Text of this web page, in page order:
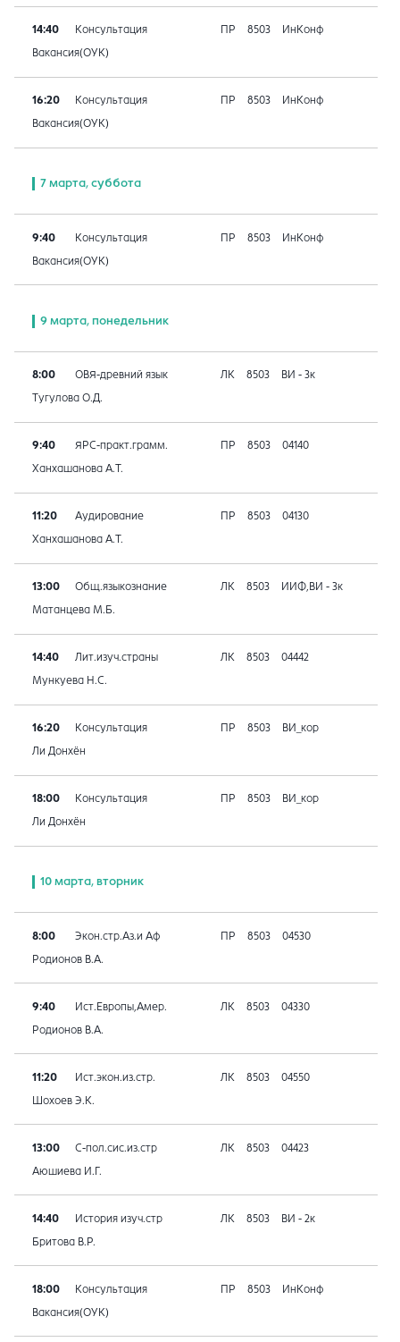
14:40 Консультация ПР 8503 ИнКонф
Вакансия(ОУК)
16:20 Консультация ПР 8503 ИнКонф
Вакансия(ОУК)
7 марта, суббота
9:40 Консультация ПР 8503 ИнКонф
Вакансия(ОУК)
9 марта, понедельник
8:00 ОВЯ-древний язык ЛК 8503 ВИ - 3к
Тугулова О.Д.
9:40 ЯРС-практ.грамм. ПР 8503 04140
Ханхашанова А.Т.
11:20 Аудирование ПР 8503 04130
Ханхашанова А.Т.
13:00 Общ.языкознание ЛК 8503 ИИФ,ВИ - 3к
Матанцева М.Б.
14:40 Лит.изуч.страны ЛК 8503 04442
Мункуева Н.С.
16:20 Консультация ПР 8503 ВИ_кор
Ли Донхён
18:00 Консультация ПР 8503 ВИ_кор
Ли Донхён
10 марта, вторник
8:00 Экон.стр.Аз.и Аф ПР 8503 04530
Родионов В.А.
9:40 Ист.Европы,Амер. ЛК 8503 04330
Родионов В.А.
11:20 Ист.экон.из.стр. ЛК 8503 04550
Шохоев Э.К.
13:00 С-пол.сис.из.стр ЛК 8503 04423
Аюшиева И.Г.
14:40 История изуч.стр ЛК 8503 ВИ - 2к
Бритова В.Р.
18:00 Консультация ПР 8503 ИнКонф
Вакансия(ОУК)